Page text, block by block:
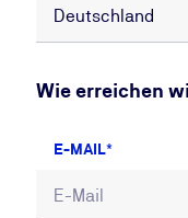
Wie erreichen
E-MAIL